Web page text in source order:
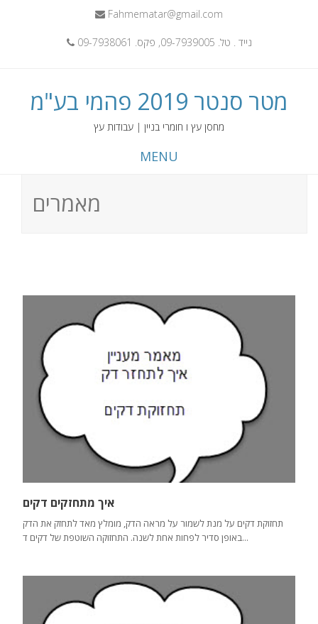
Fahmematar@gmail.com
נייד . טל. 09-7939005, פקס. 09-7938061
מטר סנטר 2019 פהמי בע"מ
מחסן עץ ו חומרי בניין | עבודות עץ
MENU
Skip
מאמרים
איך מתחזקים דקים
תחזוקת דקים על מנת לשמור על מראה הדק, מומלץ מאד לתחזק את הדק
באופן סדיר לפחות אחת לשנה. התחזוקה השוטפת של דקים ד...